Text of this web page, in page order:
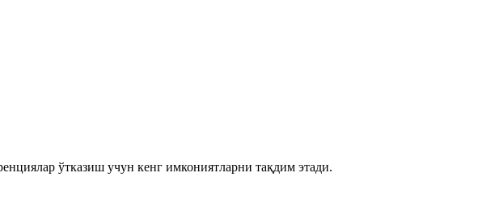
ўтказиш учун кенг имкониятларни тақдим этади.